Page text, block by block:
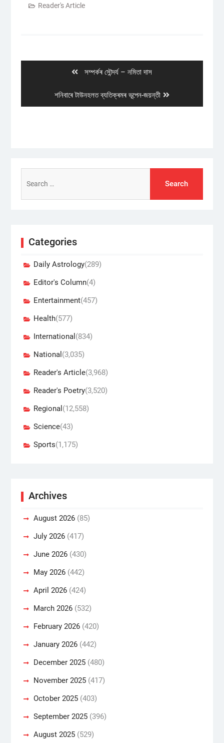
Reader's Article
Previous
সম্পৰ্কৰ সৌন্দৰ্য – নমিতা দাস
Next
post:
শনিবাৰে টাউনহলত ব্যতিক্ৰমৰ ভূপেন-জয়ন্তী
for:
Categories
Daily Astrology(289)
Editor's Column(4)
Entertainment(457)
Health(577)
International (834)
National (3,035)
Reader's Article(3,968)
Reader's Poetry(3,520)
Regional (12,558)
Science(43)
Sports(1,175)
Archives
August 2026(85)
July 2026(417)
June 2026(430)
May 2026(442)
April 2026(424)
March 2026(532)
February 2026(420)
January 2026(442)
December 2025(480)
November 2025(417)
October 2025(403)
September 2025(396)
August 2025(529)